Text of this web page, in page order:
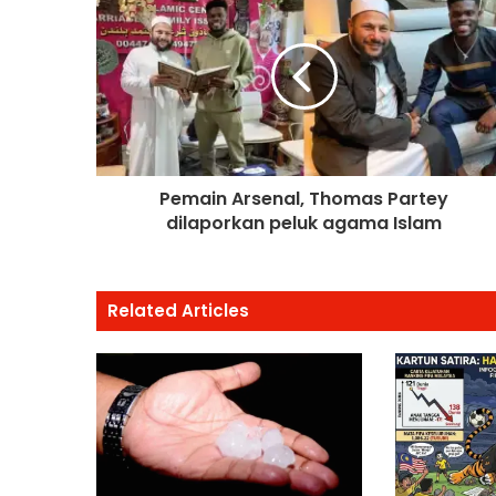
Pemain Arsenal, Thomas Partey
dilaporkan peluk agama Islam
Related Articles